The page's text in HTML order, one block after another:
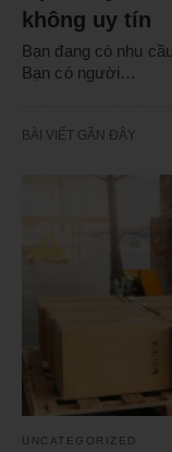
không uy tín
Bạn đang có nhu
Bạn có người…
BÀI VIẾT GẦN ĐÂY
UNCATEGORIZED